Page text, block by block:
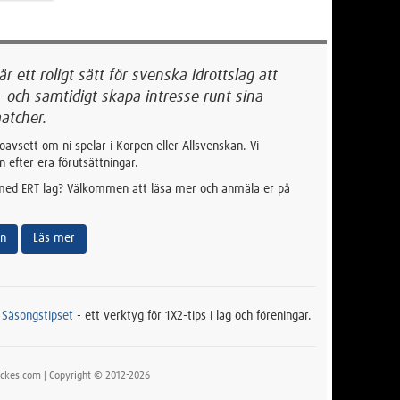
ett roligt sätt för svenska idrottslag att
och samtidigt skapa intresse runt sina
om ni spelar i Korpen eller Allsvenskan. Vi
efter era förutsättningar.
ERT lag? Välkommen att läsa mer och anmäla er på
Läs mer
Säsongstipset - ett verktyg för 1X2-tips i lag och föreningar.
| Copyright © 2012-2026